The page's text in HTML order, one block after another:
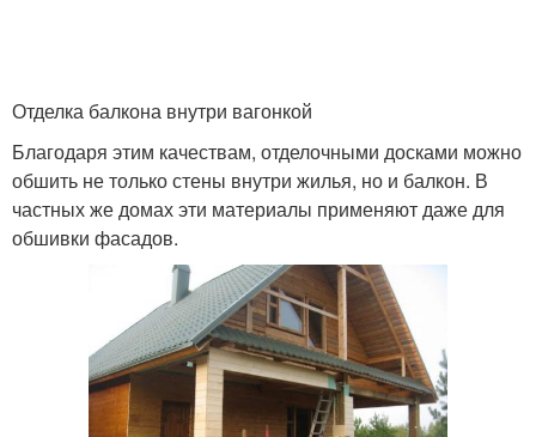
Отделка балкона внутри вагонкой
Благодаря этим качествам, отделочными досками можно
обшить не только стены внутри жилья, но и балкон. В
частных же домах эти материалы применяют даже для
обшивки фасадов.